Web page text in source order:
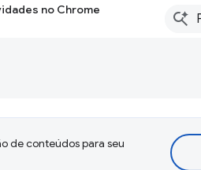
no Chrome
de conteúdos para seu